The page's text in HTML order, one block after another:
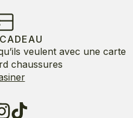
veulent avec une carte
chaussures